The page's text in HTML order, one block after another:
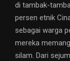
di tambak-
persen etnik
sebagai warga
mereka
silam. Dari